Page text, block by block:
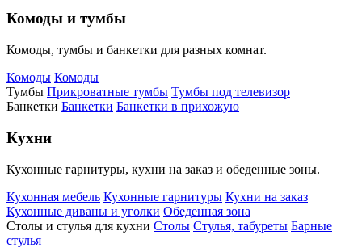
Комоды и тумбы
Комоды, тумбы и банкетки для разных комнат.
Комоды Комоды
Тумбы Прикроватные тумбы Тумбы под телевизор
Банкетки Банкетки Банкетки в прихожую
Кухни
Кухонные гарнитуры, кухни на заказ и обеденные зоны.
Кухонная мебель Кухонные гарнитуры Кухни на заказ
Кухонные диваны и уголки Обеденная зона
Столы и стулья для кухни Столы Стулья, табуреты Барные
стулья